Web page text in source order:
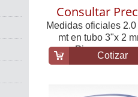
Consultar
Medidas oficiales 2.0
mt en tubo 3"x 2
Piezas que...
Cotizar